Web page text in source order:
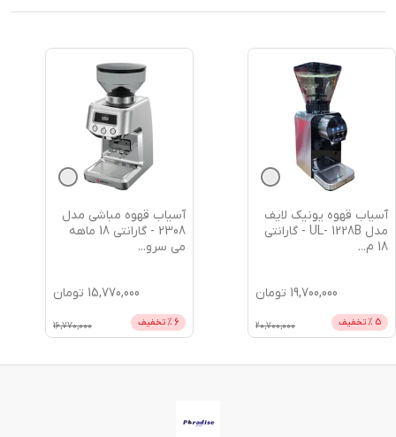
آسیاب قهوه یونیک لایف
مدل UL- 1228B - گارانتی
18 م
...
19,700,000 تومان
5 % تخفیف 20,700,000
آسیاب قهوه مباشی مدل
2308 - گارانتی 18 ماهه
می سرو...
15,770,000 تومان
6 % تخفیف 16,770,000